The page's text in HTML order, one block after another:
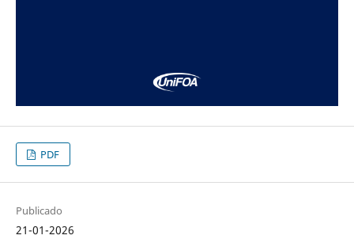
PDF
Publicado
21-01-2026